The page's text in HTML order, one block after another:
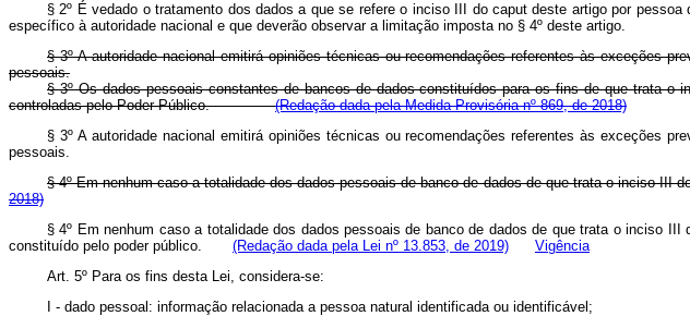
§ 2º É vedado o tratamento dos dados a que se refere o inciso III do caputdeste artigo por pessoa
específico à autoridade nacional e que deverão observar a limitação imposta no § 4º deste artigo.
§ 3º A autoridade nacional emitirá opiniões técnicas ou recomendações referentes às exceções
pessoais.
§ 3º Os dados pessoais constantes de bancos de dados constituídos para os fins de que trata o
controladas pelo Poder Público.(Redação dada pela Medida Provisória nº 869, de 2018)
§ 3º A autoridade nacional emitirá opiniões técnicas ou recomendações referentes às exceções
pessoais.
§ 4º Em nenhum caso a totalidade dos dados pessoais de banco de dados de que trata o inciso III
2018)
§ 4º Em nenhum caso a totalidade dos dados pessoais de banco de dados de que trata o inciso III
constituído pelo poder público.
(Redação dada pela Lei nº 13.853, de 2019)
Vigência
Art. 5º Para os fins desta Lei, considera-se:
I - dado pessoal: informação relacionada a pessoa natural identificada ou identificável;